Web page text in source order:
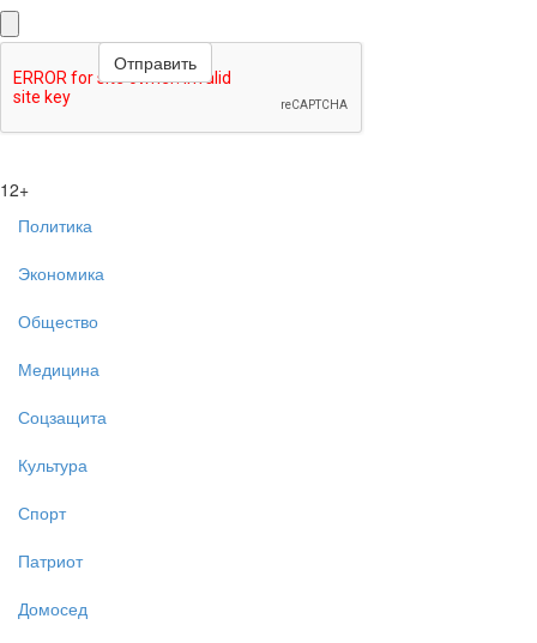
12+
Политика
Экономика
Общество
Медицина
Соцзащита
Культура
Спорт
Патриот
Домосед